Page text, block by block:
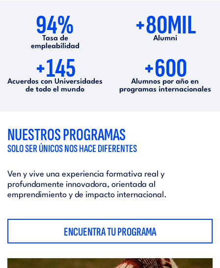
94%
Tasa de
empleabilidad
+80MIL
Alumni
+145
Acuerdos con Universidades
de todo el mundo
+600
Alumnos por año en
programas internacionales
NUESTROS PROGRAMAS
SOLO SER ÚNICOS NOS HACE DIFERENTES
Ven y vive una experiencia formativa real y
profundamente innovadora, orientada al
emprendimiento y de impacto internacional.
ENCUENTRA TU PROGRAMA